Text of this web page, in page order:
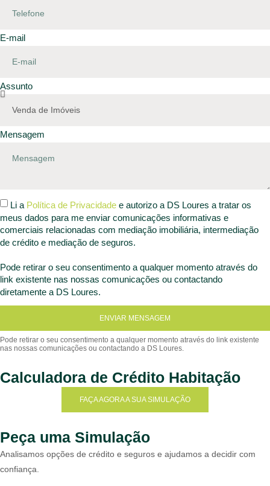
E-mail
Assunto
Mensagem
Li a Política de Privacidade e autorizo a DS Loures a tratar os
meus dados para me enviar comunicações informativas e
comerciais relacionadas com mediação imobiliária, intermediação
de crédito e mediação de seguros.
Pode retirar o seu consentimento a qualquer momento através do
link existente nas nossas comunicações ou contactando
diretamente a DS Loures.
ENVIAR MENSAGEM
Calculadora de Crédito Habitação
FAÇA AGORA A SUA SIMULAÇÃO
Peça uma Simulação
Analisamos opções de crédito e seguros e ajudamos a decidir com
confiança.